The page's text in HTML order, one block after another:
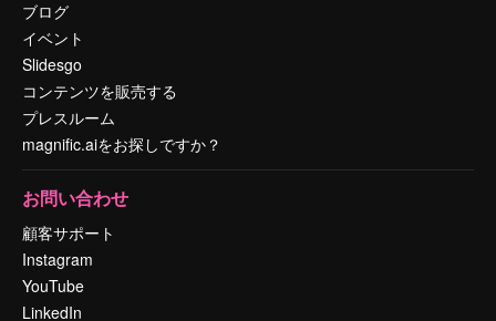
ブログ
イベント
Slidesgo
コンテンツを販売する
プレスルーム
magnific.aiをお探しですか？
お問い合わせ
顧客サポート
Instagram
YouTube
LinkedIn